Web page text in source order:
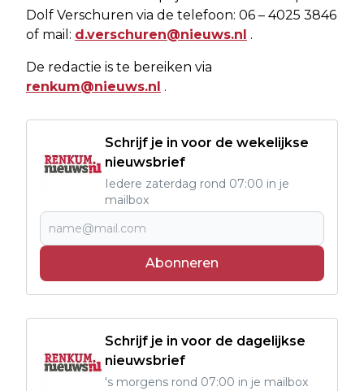
Dolf Verschuren via de telefoon: 06 – 4025 3846
of mail: d.verschuren@nieuws.nl .
De redactie is te bereiken via
renkum@nieuws.nl .
Schrijf je in voor de wekelijkse
nieuwsbrief
Iedere zaterdag rond 07:00 in je
mailbox
Abonneren
Schrijf je in voor de dagelijkse
nieuwsbrief
's morgens rond 07:00 in je mailbox